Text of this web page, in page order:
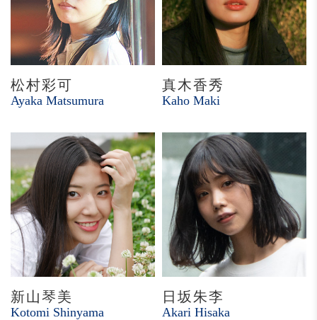
松村彩可
Ayaka Matsumura
真木香秀
Kaho Maki
新山琴美
Kotomi Shinyama
日坂朱李
Akari Hisaka